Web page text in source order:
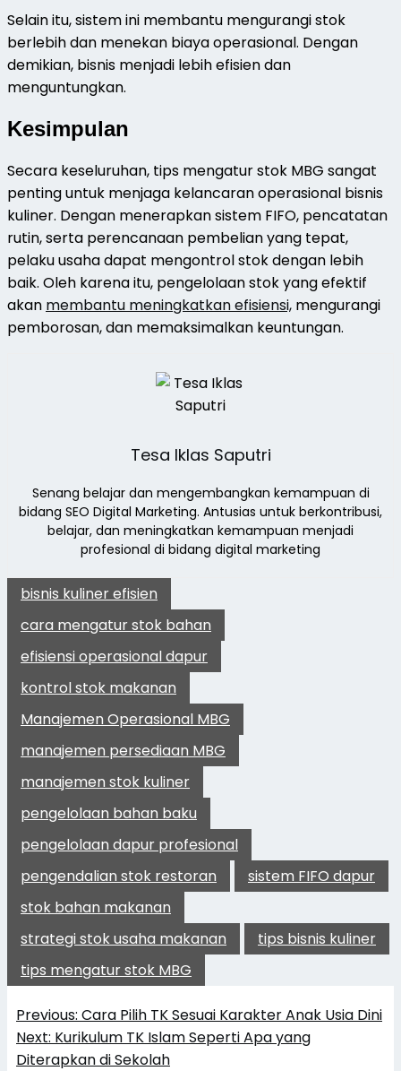
Selain itu, sistem ini membantu mengurangi stok
berlebih dan menekan biaya operasional. Dengan
demikian, bisnis menjadi lebih efisien dan
menguntungkan.
Kesimpulan
Secara keseluruhan, tips mengatur stok MBG sangat
penting untuk menjaga kelancaran operasional bisnis
kuliner. Dengan menerapkan sistem FIFO, pencatatan
rutin, serta perencanaan pembelian yang tepat,
pelaku usaha dapat mengontrol stok dengan lebih
baik. Oleh karena itu, pengelolaan stok yang efektif
akan membantu meningkatkan efisiensi, mengurangi
pemborosan, dan memaksimalkan keuntungan.
Tesa Iklas Saputri
Senang belajar dan mengembangkan kemampuan di
bidang SEO Digital Marketing. Antusias untuk berkontribusi,
belajar, dan meningkatkan kemampuan menjadi
profesional di bidang digital marketing
bisnis kuliner efisien
cara mengatur stok bahan
efisiensi operasional dapur
kontrol stok makanan
Manajemen Operasional MBG
manajemen persediaan MBG
manajemen stok kuliner
pengelolaan bahan baku
pengelolaan dapur profesional
pengendalian stok restoran
sistem FIFO dapur
stok bahan makanan
strategi stok usaha makanan
tips bisnis kuliner
tips mengatur stok MBG
pos
Previous: Cara Pilih TK Sesuai Karakter Anak Usia Dini
Next: Kurikulum TK Islam Seperti Apa yang
Diterapkan di Sekolah